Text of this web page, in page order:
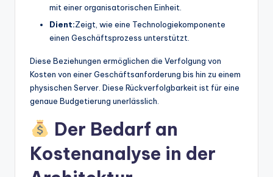
mit einer organisatorischen Einheit.
Dient:Zeigt, wie eine Technologiekomponente
einen Geschäftsprozess unterstützt.
Diese Beziehungen ermöglichen die Verfolgung von
Kosten von einer Geschäftsanforderung bis hin zu einem
physischen Server. Diese Rückverfolgbarkeit ist für eine
genaue Budgetierung unerlässlich.
Der Bedarf an
Kostenanalyse in der